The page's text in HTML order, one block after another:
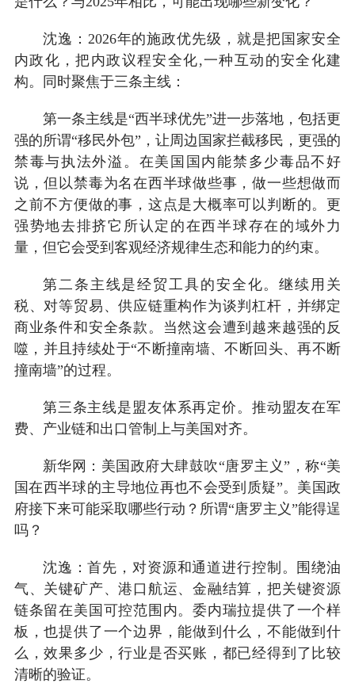
沈逸：2026年的施政优先级，就是把国家安全
内政化，把内政议程安全化,一种互动的安全化建
构。同时聚焦于三条主线：
第一条主线是“西半球优先”进一步落地，包括更
强的所谓“移民外包”，让周边国家拦截移民，更强的
禁毒与执法外溢。在美国国内能禁多少毒品不好
说，但以禁毒为名在西半球做些事，做一些想做而
之前不方便做的事，这点是大概率可以判断的。更
强势地去排挤它所认定的在西半球存在的域外力
量，但它会受到客观经济规律生态和能力的约束。
第二条主线是经贸工具的安全化。继续用关
税、对等贸易、供应链重构作为谈判杠杆，并绑定
商业条件和安全条款。当然这会遭到越来越强的反
噬，并且持续处于“不断撞南墙、不断回头、再不断
撞南墙”的过程。
第三条主线是盟友体系再定价。推动盟友在军
费、产业链和出口管制上与美国对齐。
新华网：美国政府大肆鼓吹“唐罗主义”，称“美
国在西半球的主导地位再也不会受到质疑”。美国政
府接下来可能采取哪些行动？所谓“唐罗主义”能得逞
吗？
沈逸：首先，对资源和通道进行控制。围绕油
气、关键矿产、港口航运、金融结算，把关键资源
链条留在美国可控范围内。委内瑞拉提供了一个样
板，也提供了一个边界，能做到什么，不能做到什
么，效果多少，行业是否买账，都已经得到了比较
清晰的验证。